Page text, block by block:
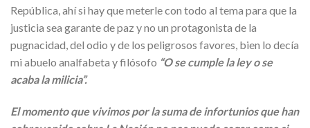
República, ahí si hay que meterle con todo al tema para que la
justicia sea garante de paz y no un protagonista de la
pugnacidad, del odio y de los peligrosos favores, bien lo decía
mi abuelo analfabeta y filósofo “O se cumple la ley o se
acaba la milicia”.
El momento que vivimos por la suma de infortunios que han